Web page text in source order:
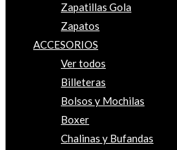
Zapatillas Gola
Zapatos
ACCESORIOS
Ver todos
Billeteras
Bolsos y Mochilas
Boxer
Chalinas y Bufandas